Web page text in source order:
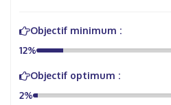
Objectif minimum :
12%
Objectif optimum :
2%